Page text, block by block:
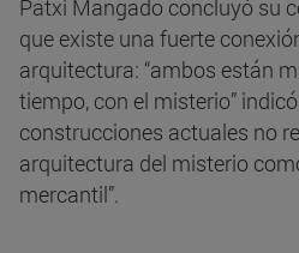
Patxi Mangado concluyó su
que existe una fuerte
arquitectura: “ambos están
tiempo, con el misterio”
construcciones actuales no
arquitectura del misterio
mercantil”.